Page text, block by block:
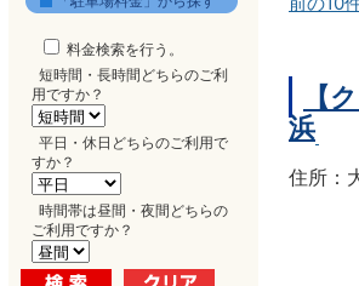
料金検索を行う。
短時間・長時間どちらのご利
用ですか？
平日・休日どちらのご利用で
すか？
時間帯は昼間・夜間どちらの
ご利用ですか？
【
浜
住所：